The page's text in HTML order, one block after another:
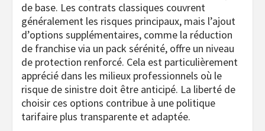
de base. Les contrats classiques couvrent
généralement les risques principaux, mais l’ajout
d’options supplémentaires, comme la réduction
de franchise via un pack sérénité, offre un niveau
de protection renforcé. Cela est particulièrement
apprécié dans les milieux professionnels où le
risque de sinistre doit être anticipé. La liberté de
choisir ces options contribue à une politique
tarifaire plus transparente et adaptée.